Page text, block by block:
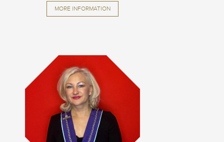
MORE INFORMATION